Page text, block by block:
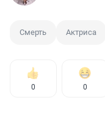
Смерть Актриса
0 0